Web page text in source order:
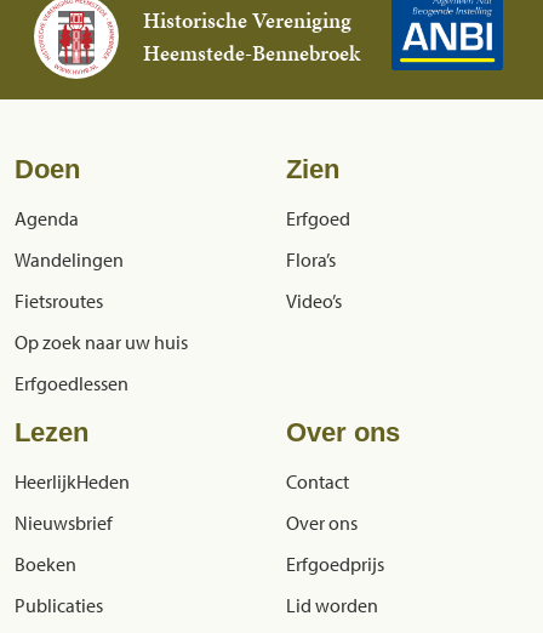
Historische Vereniging
Heemstede-Bennebroek
Doen
Agenda
Wandelingen
Fietsroutes
Op zoek naar uw huis
Erfgoedlessen
Zien
Erfgoed
Flora’s
Video’s
Lezen
HeerlijkHeden
Nieuwsbrief
Boeken
Publicaties
Over ons
Contact
Over ons
Erfgoedprijs
Lid worden